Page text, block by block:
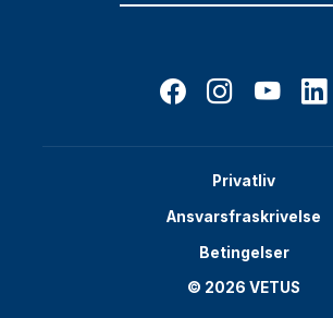
Privatliv
Ansvarsfraskrivelse
Betingelser
© 2026 VETUS